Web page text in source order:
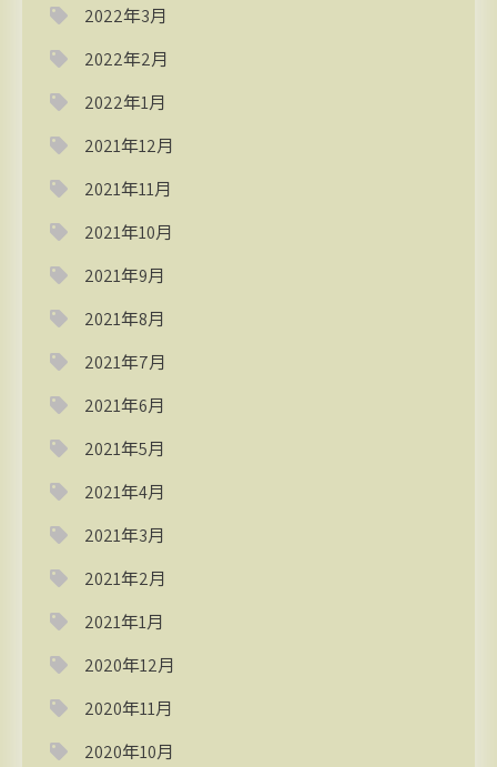
2022年3月
2022年2月
2022年1月
2021年12月
2021年11月
2021年10月
2021年9月
2021年8月
2021年7月
2021年6月
2021年5月
2021年4月
2021年3月
2021年2月
2021年1月
2020年12月
2020年11月
2020年10月